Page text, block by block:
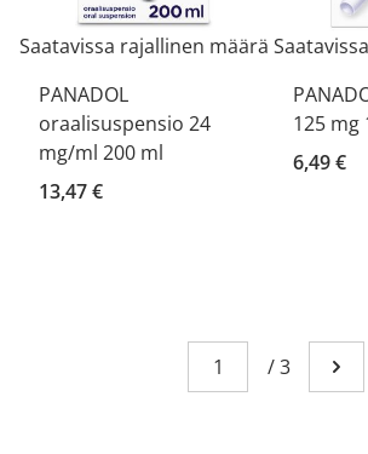
Saatavissa rajallinen määrä
PANADOL
oraalisuspensio 24
mg/ml 200 ml
13,47 €
125 mg
6,49 €
Sivu
You're currently
/3